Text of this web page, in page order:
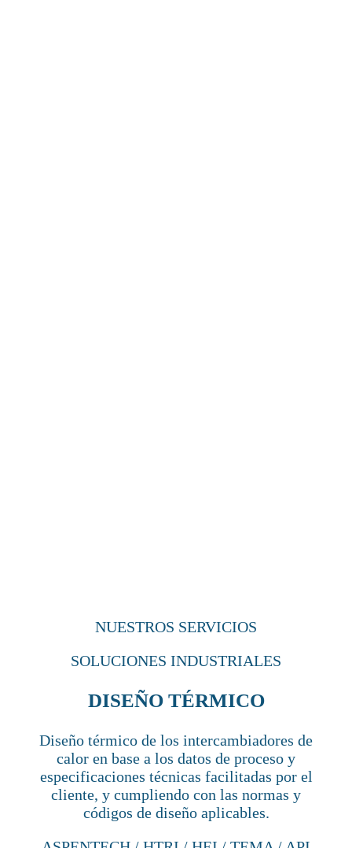
NUESTROS SERVICIOS
SOLUCIONES INDUSTRIALES
DISEÑO TÉRMICO
Diseño térmico de los intercambiadores de
calor en base a los datos de proceso y
especificaciones técnicas facilitadas por el
cliente, y cumpliendo con las normas y
códigos de diseño aplicables.